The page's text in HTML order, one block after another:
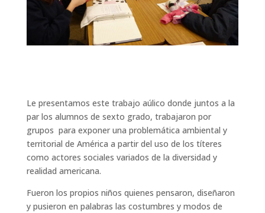
Le presentamos este trabajo aúlico donde juntos a la
par los alumnos de sexto grado, trabajaron por
grupos para exponer una problemática ambiental y
territorial de América a partir del uso de los títeres
como actores sociales variados de la diversidad y
realidad americana.
Fueron los propios niños quienes pensaron, diseñaron
y pusieron en palabras las costumbres y modos de